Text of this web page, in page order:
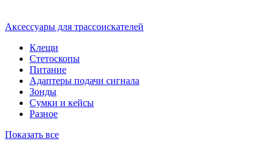
Аксессуары для трассоискателей
Клещи
Стетоскопы
Питание
Адаптеры подачи сигнала
Зонды
Сумки и кейсы
Разное
Показать все